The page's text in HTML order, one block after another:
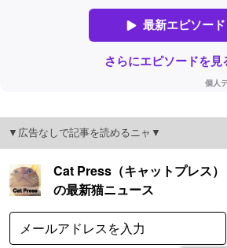
▼広告なしで記事を読めるニャ▼